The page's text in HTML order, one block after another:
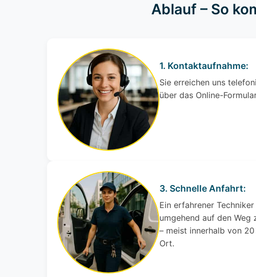
Ablauf – So
1. Kontaktaufnahme:
Sie erreichen uns
über das Online-
3. Schnelle Anfahrt:
Ein erfahrener
umgehend auf den Weg
– meist innerhalb von
Ort.